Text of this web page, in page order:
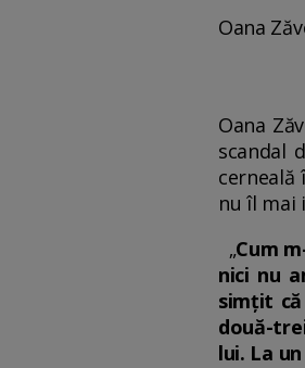
Oana
Oana
scandal
cerneală
nu îl mai
„Cum
nici nu
simțit că
două-
lui. La